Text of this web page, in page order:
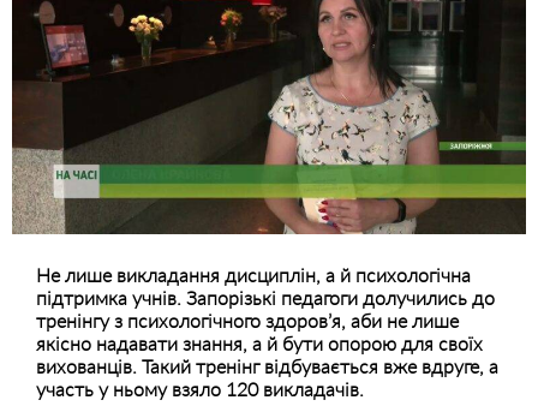
Не лише викладання дисциплін, а й психологічна
підтримка учнів. Запорізькі педагоги долучились до
тренінгу з психологічного здоров’я, аби не лише
якісно надавати знання, а й бути опорою для своїх
вихованців. Такий тренінг відбувається вже вдруге, а
участь у ньому взяло 120 викладачів.